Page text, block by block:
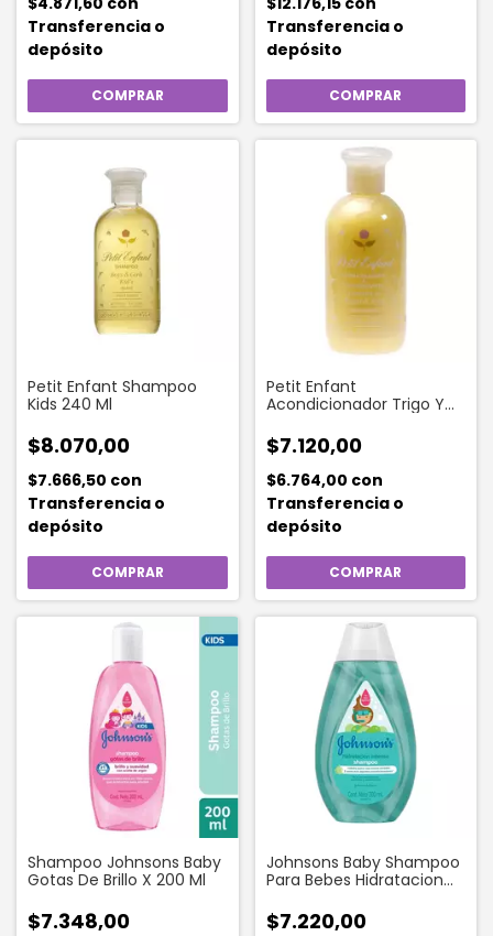
Transferencia o
depósito
Transferencia o
depósito
Petit Enfant Shampoo
Kids 240 Ml
$8.070,00
$7.666,50 con
Transferencia o
depósito
Petit Enfant
Acondicionador Trigo Y
$7.120,00
$6.764,00 con
Transferencia o
depósito
Shampoo Johnsons Baby
Gotas De Brillo X 200 Ml
$7.348,00
Johnsons Baby Shampoo
Para Bebes Hidratacion
$7.220,00